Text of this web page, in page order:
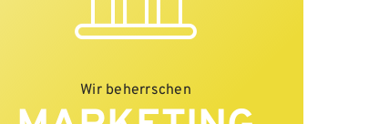
Wir beherrschen